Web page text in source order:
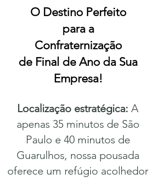
O Destino Perfeito
para a
Confraternização
de Final de Ano da Sua
Empresa!
Localização estratégica: A
apenas 35 minutos de São
Paulo e 40 minutos de
Guarulhos, nossa pousada
oferece um refúgio acolhedor